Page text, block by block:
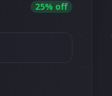
25% off